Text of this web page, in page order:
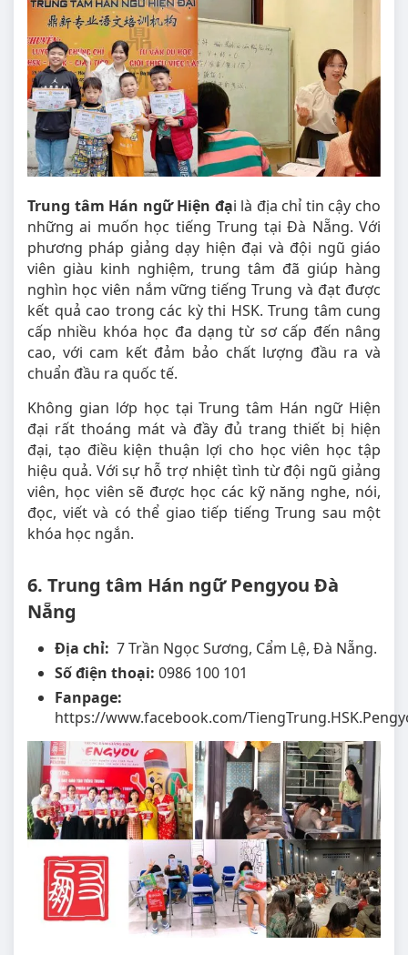
Trung tâm Hán ngữ Hiện đại là địa chỉ tin cậy cho
những ai muốn học tiếng Trung tại Đà Nẵng. Với
phương pháp giảng dạy hiện đại và đội ngũ giáo
viên giàu kinh nghiệm, trung tâm đã giúp hàng
nghìn học viên nắm vững tiếng Trung và đạt được
kết quả cao trong các kỳ thi HSK. Trung tâm cung
cấp nhiều khóa học đa dạng từ sơ cấp đến nâng
cao, với cam kết đảm bảo chất lượng đầu ra và
chuẩn đầu ra quốc tế.
Không gian lớp học tại Trung tâm Hán ngữ Hiện
đại rất thoáng mát và đầy đủ trang thiết bị hiện
đại, tạo điều kiện thuận lợi cho học viên học tập
hiệu quả. Với sự hỗ trợ nhiệt tình từ đội ngũ giảng
viên, học viên sẽ được học các kỹ năng nghe, nói,
đọc, viết và có thể giao tiếp tiếng Trung sau một
khóa học ngắn.
6. Trung tâm Hán ngữ Pengyou Đà
Nẵng
Địa chỉ: 7 Trần Ngọc Sương, Cẩm Lệ, Đà Nẵng.
Số điện thoại: 0986 100 101
Fanpage:
https://www.facebook.com/